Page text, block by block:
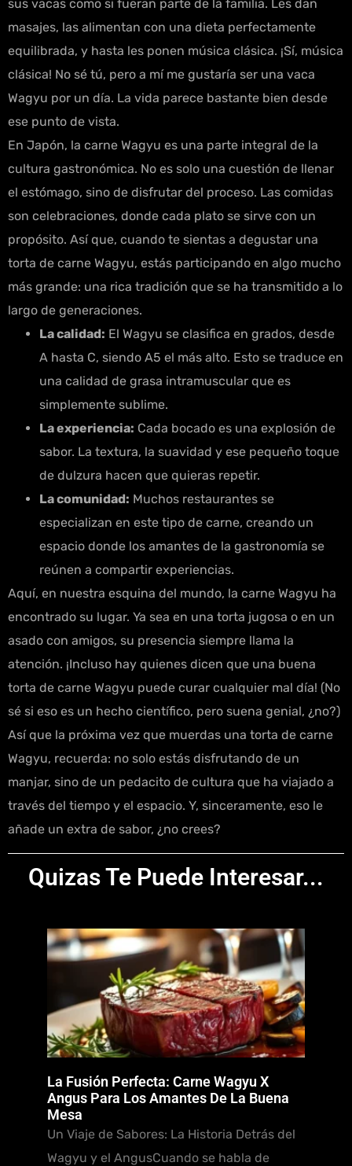
sus vacas como si fueran parte de la familia. Les dan
masajes, las alimentan con una dieta perfectamente
equilibrada, y hasta les ponen música clásica. ¡Sí, música
clásica! No sé tú, pero a mí me gustaría ser una vaca
Wagyu por un día. La vida parece bastante bien desde
ese punto de vista.
En Japón, la carne Wagyu es una parte integral de la
cultura gastronómica. No es solo una cuestión de llenar
el estómago, sino de disfrutar del proceso. Las comidas
son celebraciones, donde cada plato se sirve con un
propósito. Así que, cuando te sientas a degustar una
torta de carne Wagyu, estás participando en algo mucho
más grande: una rica tradición que se ha transmitido a lo
largo de generaciones.
La calidad: El Wagyu se clasifica en grados, desde
A hasta C, siendo A5 el más alto. Esto se traduce en
una calidad de grasa intramuscular que es
simplemente sublime.
La experiencia: Cada bocado es una explosión de
sabor. La textura, la suavidad y ese pequeño toque
de dulzura hacen que quieras repetir.
La comunidad: Muchos restaurantes se
especializan en este tipo de carne, creando un
espacio donde los amantes de la gastronomía se
reúnen a compartir experiencias.
Aquí, en nuestra esquina del mundo, la carne Wagyu ha
encontrado su lugar. Ya sea en una torta jugosa o en un
asado con amigos, su presencia siempre llama la
atención. ¡Incluso hay quienes dicen que una buena
torta de carne Wagyu puede curar cualquier mal día! (No
sé si eso es un hecho científico, pero suena genial, ¿no?)
Así que la próxima vez que muerdas una torta de carne
Wagyu, recuerda: no solo estás disfrutando de un
manjar, sino de un pedacito de cultura que ha viajado a
través del tiempo y el espacio. Y, sinceramente, eso le
añade un extra de sabor, ¿no crees?
Quizas Te Puede Interesar...
La Fusión Perfecta: Carne Wagyu X
Angus Para Los Amantes De La Buena
Mesa
Un Viaje de Sabores: La Historia Detrás del
Wagyu y el AngusCuando se habla de